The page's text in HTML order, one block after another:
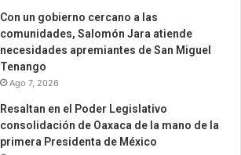
Con un gobierno cercano a las
comunidades, Salomón Jara atiende
necesidades apremiantes de San Miguel
Tenango
Ago 7, 2026
Resaltan en el Poder Legislativo
consolidación de Oaxaca de la mano de la
primera Presidenta de México